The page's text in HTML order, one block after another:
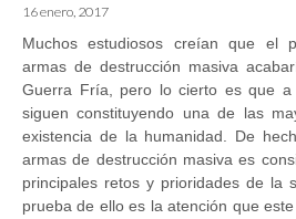
16 enero, 2017
Muchos estudiosos creían que el
armas de destrucción masiva
Guerra Fría, pero lo cierto es que
siguen constituyendo una de las
existencia de la humanidad. De
armas de destrucción masiva es
principales retos y prioridades de la
prueba de ello es la atención que